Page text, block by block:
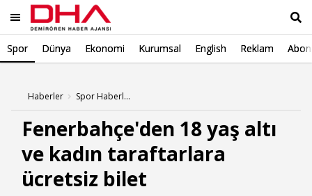
Spor Dünya Ekonomi Kurumsal English Reklam
Haberler Spor Haberleri
Fenerbahçe'den 18 yaş altı
ve kadın taraftarlara
ücretsiz bilet